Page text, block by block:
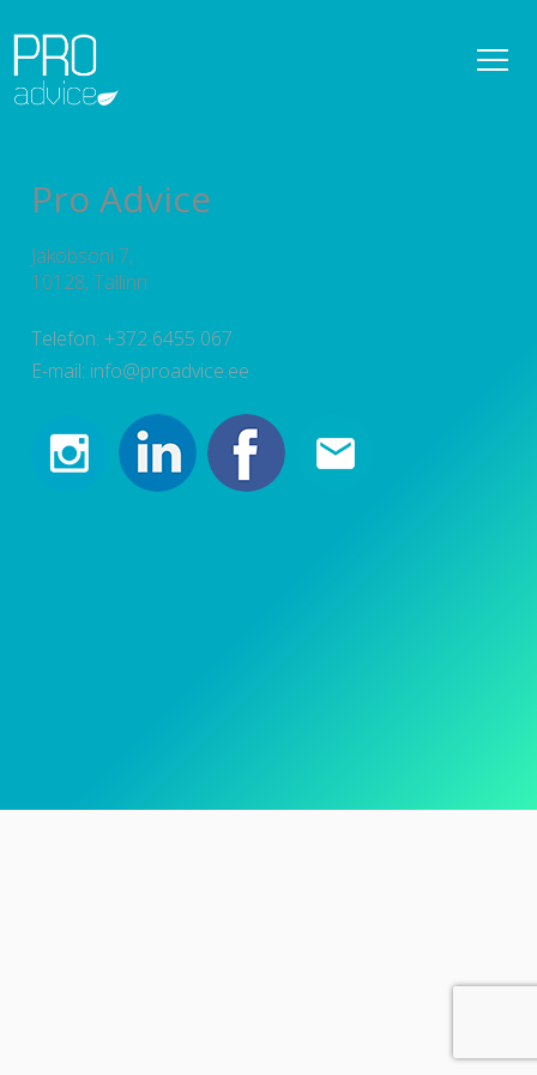
REFERENTSID
DETAILPLANEERINGUD
KONSULTATSIOONID
PROJEKTEERIMISE PROJEKTIJUHTIMINE
TEENUSED
UUDISED
MEESKOND
Pro Advice
Jakobsoni 7,
10128, Tallinn
Telefon: +372 6455 067
E-mail: info@proadvice.ee